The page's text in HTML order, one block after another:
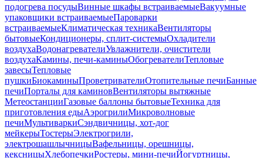
подогрева посудыВинные шкафы встраиваемыеВакуумные
упаковщики встраиваемыеПароварки
встраиваемыеКлиматическая техникаВентиляторы
бытовыеКондиционеры, сплит-системыОхладители
воздухаВодонагревателиУвлажнители, очистители
воздухаКамины, печи-каминыОбогревателиТепловые
завесыТепловые
пушкиБиокаминыПроветривателиОтопительные печиБанные
печиПорталы для каминовВентиляторы вытяжные
МетеостанцииГазовые баллоны бытовыеТехника для
приготовления едыАэрогрилиМикроволновые
печиМультиваркиСэндвичницы, хот-дог
мейкерыТостерыЭлектрогрили,
электрошашлычницыВафельницы, орешницы,
кексницыХлебопечкиРостеры, мини-печиЙогуртницы,